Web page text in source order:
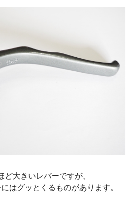
大きいレバーですが、
はグッとくるものがあります。